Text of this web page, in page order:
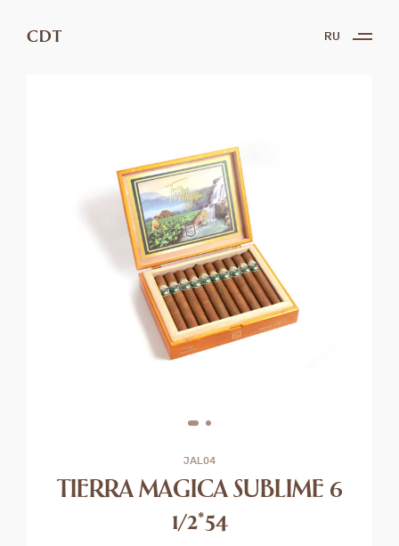
CDT RU
JAL04
ТIERRA MAGICA SUBLIME 6
1/2*54